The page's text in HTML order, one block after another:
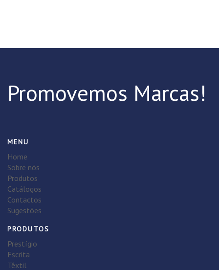
Promovemos Marcas!
MENU
Home
Sobre nós
Produtos
Catálogos
Contactos
Sugestões
PRODUTOS
Prestígio
Escrita
Têxtil